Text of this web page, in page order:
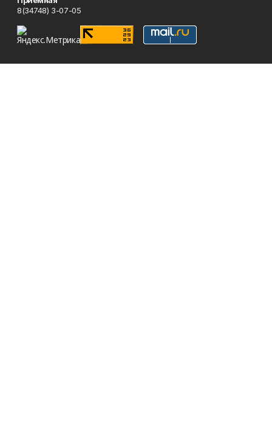
8(34748) 3-07-05